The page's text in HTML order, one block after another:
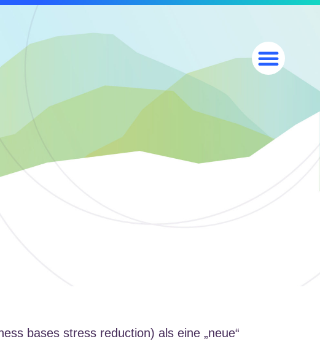
bases stress reduction) als eine „neue“